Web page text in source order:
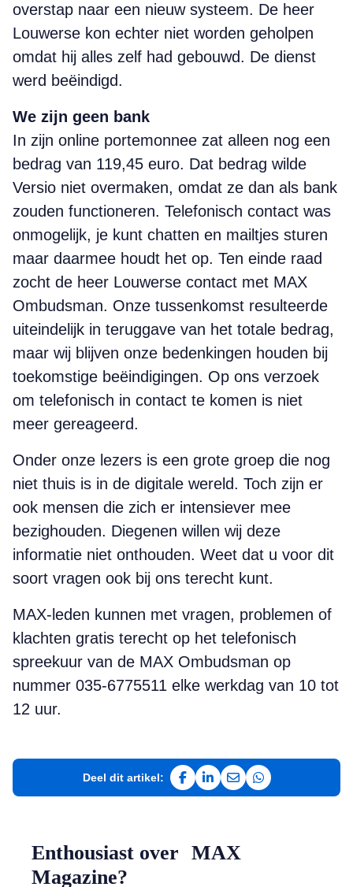
overstap naar een nieuw systeem. De heer
Louwerse kon echter niet worden geholpen
omdat hij alles zelf had gebouwd. De dienst
werd beëindigd.
We zijn geen bank
In zijn online portemonnee zat alleen nog een
bedrag van 119,45 euro. Dat bedrag wilde
Versio niet overmaken, omdat ze dan als bank
zouden functioneren. Telefonisch contact was
onmogelijk, je kunt chatten en mailtjes sturen
maar daarmee houdt het op. Ten einde raad
zocht de heer Louwerse contact met MAX
Ombudsman. Onze tussenkomst resulteerde
uiteindelijk in teruggave van het totale bedrag,
maar wij blijven onze bedenkingen houden bij
toekomstige beëindigingen. Op ons verzoek
om telefonisch in contact te komen is niet
meer gereageerd.
Onder onze lezers is een grote groep die nog
niet thuis is in de digitale wereld. Toch zijn er
ook mensen die zich er intensiever mee
bezighouden. Diegenen willen wij deze
informatie niet onthouden. Weet dat u voor dit
soort vragen ook bij ons terecht kunt.
MAX-leden kunnen met vragen, problemen of
klachten gratis terecht op het telefonisch
spreekuur van de MAX Ombudsman op
nummer 035-6775511 elke werkdag van 10 tot
12 uur.
Deel dit artikel:
Deel op Facebook
Deel op LinkedIn
Deel via e-mail
Deel via
Enthousiast over MAX
Magazine?